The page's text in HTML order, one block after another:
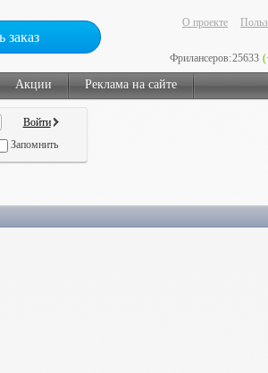
заказ
О проекте
Фрилансеров:25633
Акции Реклама на сайте
Запомнить